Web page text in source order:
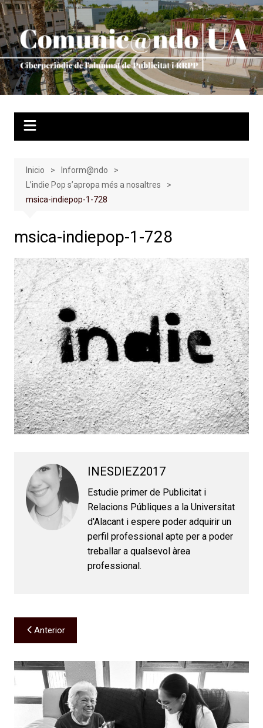
Saltar
al
contenido
Inicio
Inform@ndo
L’indie Pop s’apropa més a nosaltres
msica-indiepop-1-728
msica-indiepop-1-728
INESDIEZ2017
Estudie primer de Publicitat i
Relacions Públiques a la Universitat
d'Alacant i espere poder adquirir un
perfil professional apte per a poder
treballar a qualsevol àrea
professional.
Navegación
de
entradas
Anterior